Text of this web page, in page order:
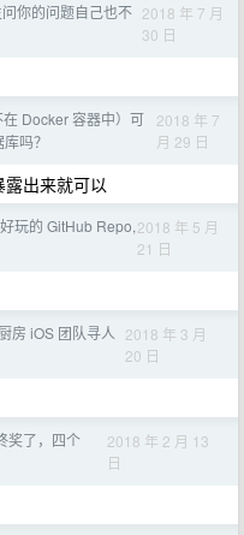
你的问题自己也不 2018 年 7 月
30 日
Docker 容器中）可
吗？
2018 年 7
月 29 日
出来就可以
玩的 GitHub Repo,2018 年 5 月
21 日
房 iOS 团队寻人 2018 年 3 月
20 日
奖了，四个
2018 年 2 月 13
日